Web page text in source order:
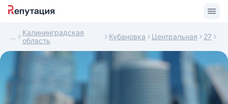
Калининградская
область
Кубановка Центральная 27